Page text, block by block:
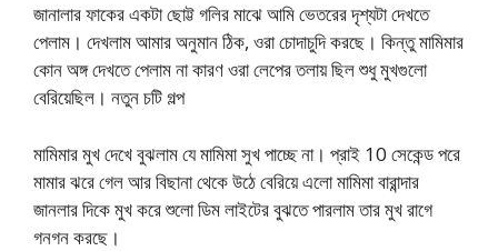
জানালার ফাকের একটা ছোট্ট গলির মাঝে আমি ভেতরের দৃশ্যটা দেখতে
পেলাম। দেখলাম আমার অনুমান ঠিক, ওরা চোদাচুদি করছে। কিন্তু মামিমার
কোন অঙ্গ দেখতে পেলাম না কারণ ওরা লেপের তলায় ছিল শুধু মুখগুলো
বেরিয়েছিল। নতুন চটি গল্প
মামিমার মুখ দেখে বুঝলাম যে মামিমা সুখ পাচ্ছে না। প্রাই 10 সেকেন্ড পরে
মামার ঝরে গেল আর বিছানা থেকে উঠে বেরিয়ে এলো মামিমা বারান্দার
জানলার দিকে মুখ করে শুলো ডিম লাইটের বুঝতে পারলাম তার মুখ রাগে
গনগন করছে।